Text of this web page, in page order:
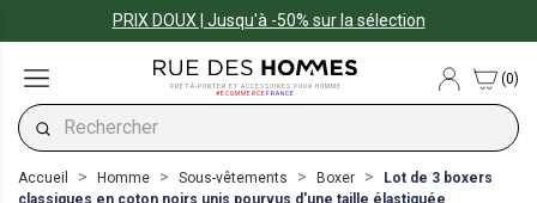
PRIX DOUX | Jusqu'à -50% sur la sélection
PRÊT-À-PORTER ET ACCESSOIRES POUR HOMME
#ECOMMERCEFRANCE
(0)
Accueil Homme Sous-vêtements Boxer
Lot de 3 boxers
classiques en coton noirs unis pourvus d'une taille élastiquée